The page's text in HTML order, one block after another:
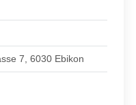
7, 6030 Ebikon